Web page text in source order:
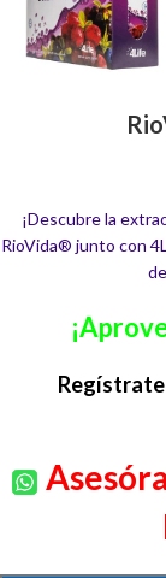
¡Descubre la
RioVida® junto con